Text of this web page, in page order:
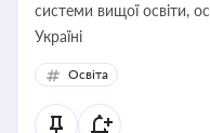
системи вищої освіти,
Україні
Освіта